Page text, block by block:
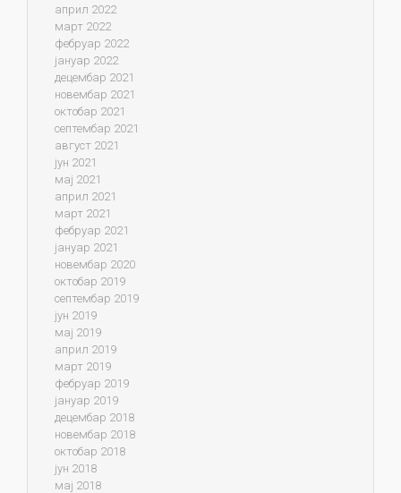
април 2022
март 2022
фебруар 2022
јануар 2022
децембар 2021
новембар 2021
октобар 2021
септембар 2021
август 2021
јун 2021
мај 2021
април 2021
март 2021
фебруар 2021
јануар 2021
новембар 2020
октобар 2019
септембар 2019
јун 2019
мај 2019
април 2019
март 2019
фебруар 2019
јануар 2019
децембар 2018
новембар 2018
октобар 2018
јун 2018
мај 2018